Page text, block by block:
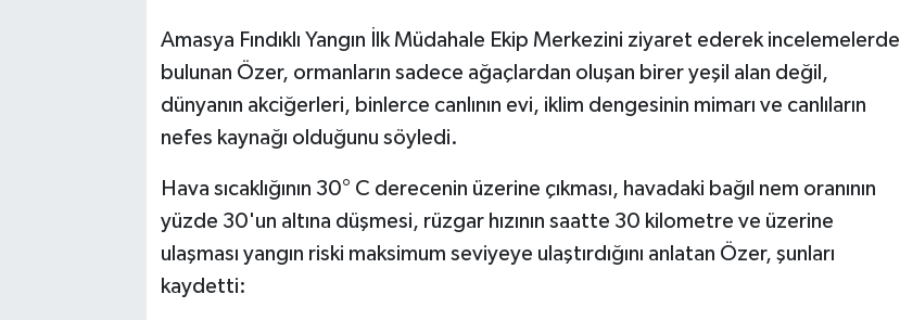
Amasya Fındıklı Yangın İlk Müdahale Ekip Merkezini ziyaret ederek incelemelerde
bulunan Özer, ormanların sadece ağaçlardan oluşan birer yeşil alan değil,
dünyanın akciğerleri, binlerce canlının evi, iklim dengesinin mimarı ve canlıların
nefes kaynağı olduğunu söyledi.
Hava sıcaklığının 30° C derecenin üzerine çıkması, havadaki bağıl nem oranının
yüzde 30'un altına düşmesi, rüzgar hızının saatte 30 kilometre ve üzerine
ulaşması yangın riski maksimum seviyeye ulaştırdığını anlatan Özer, şunları
kaydetti: